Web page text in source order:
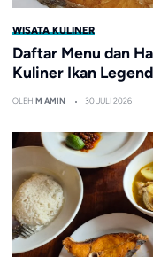
WISATA KULINER
Daftar Menu dan
Kuliner Ikan
OLEH M AMIN 30 JULI 2026